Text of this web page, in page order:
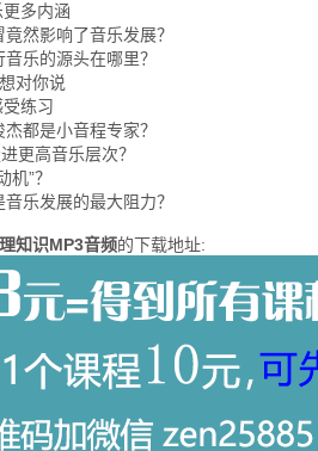
多内涵
然影响了音乐发展？
乐的源头在哪里？
对你说
练习
都是小音程专家？
更高音乐层次？
机”？
乐发展的最大阻力？
知识MP3音频的下载地址: